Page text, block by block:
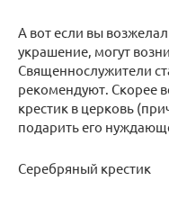
А вот если вы
украшение, могут
Священнослужители
рекомендуют. Скорее
крестик в церковь
подарить его
Серебряный крестик